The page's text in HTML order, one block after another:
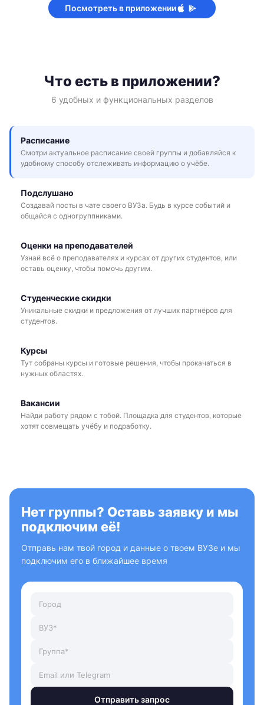
Посмотреть в приложении
Что есть в приложении?
6 удобных и функциональных разделов
Расписание
Смотри актуальное расписание своей группы и добавляйся к
удобному способу отслеживать информацию о учёбе.
Подслушано
Создавай посты в чате своего ВУЗа. Будь в курсе событий и
общайся с одногруппниками.
Оценки на преподавателей
Узнай всё о преподавателях и курсах от других студентов, или
оставь оценку, чтобы помочь другим.
Студенческие скидки
Уникальные скидки и предложения от лучших партнёров для
студентов.
Курсы
Тут собраны курсы и готовые решения, чтобы прокачаться в
нужных областях.
Вакансии
Найди работу рядом с тобой. Площадка для студентов, которые
хотят совмещать учёбу и подработку.
Нет группы? Оставь заявку и мы
подключим её!
Отправь нам твой город и данные о твоем ВУЗе и мы
подключим его в ближайшее время
Отправить запрос